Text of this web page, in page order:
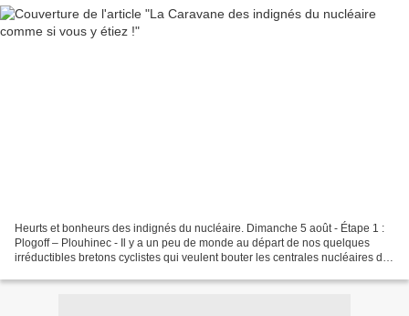
Heurts et bonheurs des indignés du nucléaire. Dimanche 5 août - Étape 1 :
Plogoff – Plouhinec - Il y a un peu de monde au départ de nos quelques
irréductibles bretons cyclistes qui veulent bouter les centrales nucléaires de